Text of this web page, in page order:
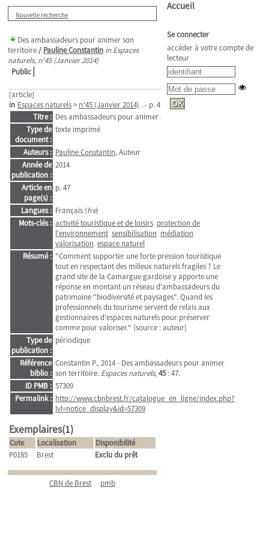
Nouvelle recherche
Des ambassadeurs pour animer son
territoire/ Pauline Constantin in Espaces
naturels, n°45 (Janvier 2014)
Public
[article]
in Espaces naturels> n°45 (Janvier 2014) . - p. 47
Titre : Des ambassadeurs pour animer son territoire
Type de
document :
texte imprimé
Auteurs : Pauline Constantin, Auteur
Année de
publication :
2014
Article en
page(s) :
p. 47
Langues : Français (fre)
Mots-clés : activité touristique et de loisirs protection de
l'environnement sensibilisation médiation
valorisation espace naturel
Résumé : "Comment supporter une forte pression touristique
tout en respectant des milieux naturels fragiles ? Le
grand site de la Camargue gardoise y apporte une
réponse en montant un réseau d'ambassadeurs du
patrimoine "biodiversité et paysages". Quand les
professionnels du tourisme servent de relais aux
gestionnaires d'espaces naturels pour préserver
comme pour valoriser." (source : auteur)
Type de
publication :
périodique
Référence
biblio :
Constantin P., 2014 - Des ambassadeurs pour animer
son territoire. Espaces naturels,45: 47.
ID PMB : 57309
Permalink : http://www.cbnbrest.fr/catalogue_en_ligne/index.php?
lvl=notice_display&id=57309
Exemplaires(1)
Cote Localisation
Disponibilité
P0185
Brest Exclu du prêt
CBN de Brest pmb
Accueil
Se connecter
accéder à votre compte de
lecteur